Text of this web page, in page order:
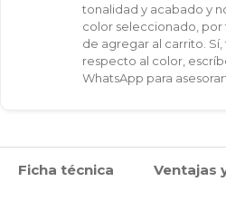
brazos
mix
Soporte
de
tonalidad y acabado y
color seleccionado, por
de agregar al carrito.
respecto al color,
WhatsApp para
Ficha técnica Ventajas